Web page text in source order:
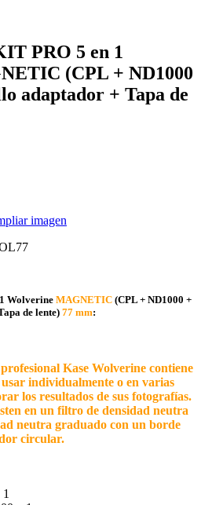
PRO 5 en 1
(CPL + ND1000
adaptador + Tapa de
imagen
Wolverine MAGNETIC (CPL + ND1000 +
de lente) 77 mm:
Kase Wolverine contiene
individualmente o en varias
los resultados de sus fotografías.
en un filtro de densidad neutra
neutra graduado con un borde
circular.